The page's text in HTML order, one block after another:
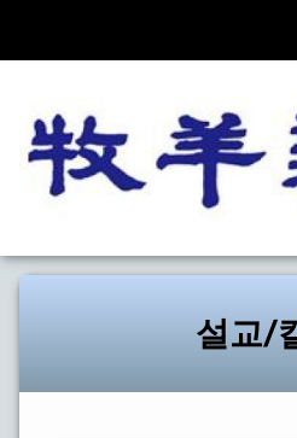
교계종합
교단/교회
설교/칼럼
설교/